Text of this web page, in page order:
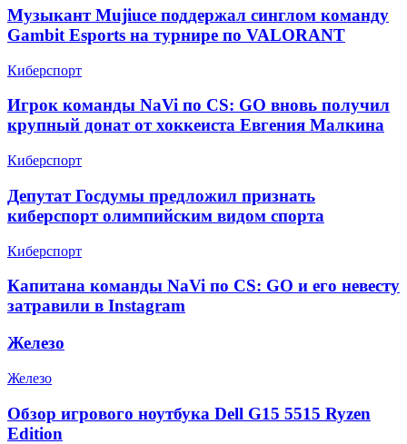
Музыкант Mujiuce поддержал синглом команду
Gambit Esports на турнире по VALORANT
Киберспорт
Игрок команды NaVi по CS: GO вновь получил
крупный донат от хоккеиста Евгения Малкина
Киберспорт
Депутат Госдумы предложил признать
киберспорт олимпийским видом спорта
Киберспорт
Капитана команды NaVi по CS: GO и его невесту
затравили в Instagram
Железо
Железо
Обзор игрового ноутбука Dell G15 5515 Ryzen
Edition